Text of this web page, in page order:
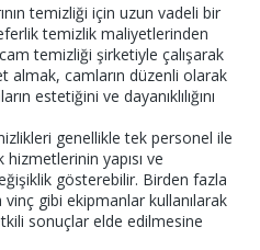
temizliği için uzun vadeli bir
temizlik maliyetlerinden
temizliği şirketiyle çalışarak
almak, camların düzenli olarak
estetiğini ve dayanıklılığını
genellikle tek personel ile
yapısı ve
gösterebilir. Birden fazla
gibi ekipmanlar kullanılarak
sonuçlar elde edilmesine